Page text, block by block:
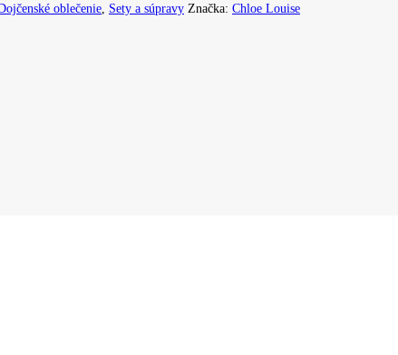
oblečenie Sety a súpravy Značka: Chloe Louise